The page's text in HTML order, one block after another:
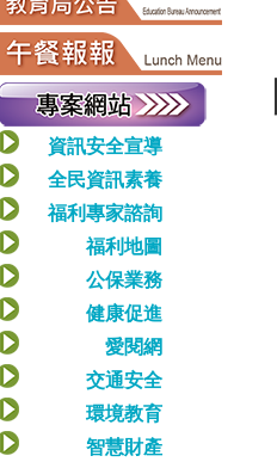
資訊安全宣導
全民資訊素養
福利專家諮詢
福利地圖
公保業務
健康促進
愛閱網
交通安全
環境教育
智慧財產